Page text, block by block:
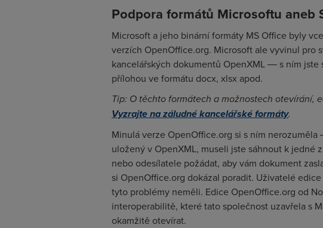
Podpora formátů Microsoftu aneb
Microsoft a jeho binární formáty MS Office byly
verzích OpenOffice.org. Microsoft ale vyvinul pro
kancelářských dokumentů OpenXML ― s ním jste
přílohou ve formátu docx, xlsx apod.
Tip: O těchto formátech a možnostech otevírání,
Vyzrajte na záludné kancelářské formáty.
Minulá verze OpenOffice.org si s ním
uložený v OpenXML, museli jste sáhnout k jedné
nebo odesílatele požádat, aby vám dokument
si OpenOffice.org dokázal poradit. Uživatelé
tyto problémy neměli. Edice OpenOffice.org od
interoperabilitě, které tato společnost uzavřela s
okamžitě otevírat.